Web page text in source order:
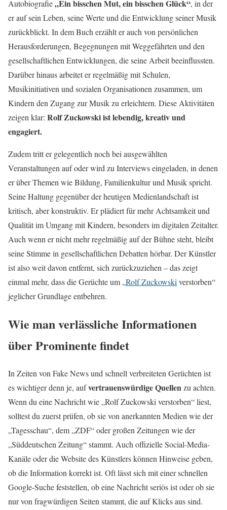
Autobiografie„Ein bisschen Mut, ein bisschen Glück“, in der
er auf sein Leben, seine Werte und die Entwicklung seiner Musik
zurückblickt. In dem Buch erzählt er auch von persönlichen
Herausforderungen, Begegnungen mit Weggefährten und den
gesellschaftlichen Entwicklungen, die seine Arbeit beeinflussten.
Darüber hinaus arbeitet er regelmäßig mit Schulen,
Musikinitiativen und sozialen Organisationen zusammen, um
Kindern den Zugang zur Musik zu erleichtern. Diese Aktivitäten
zeigen klar: Rolf Zuckowski ist lebendig, kreativ und
engagiert.
Zudem tritt er gelegentlich noch bei ausgewählten
Veranstaltungen auf oder wird zu Interviews eingeladen, in denen
er über Themen wie Bildung, Familienkultur und Musik spricht.
Seine Haltung gegenüber der heutigen Medienlandschaft ist
kritisch, aber konstruktiv. Er plädiert für mehr Achtsamkeit und
Qualität im Umgang mit Kindern, besonders im digitalen Zeitalter.
Auch wenn er nicht mehr regelmäßig auf der Bühne steht, bleibt
seine Stimme in gesellschaftlichen Debatten hörbar. Der Künstler
ist also weit davon entfernt, sich zurückzuziehen – das zeigt
einmal mehr, dass die Gerüchte um „Rolf Zuckowski verstorben“
jeglicher Grundlage entbehren.
Wie man verlässliche Informationen
über Prominente findet
In Zeiten von Fake News und schnell verbreiteten Gerüchten ist
es wichtiger denn je, aufvertrauenswürdige Quellenzu achten.
Wenn du eine Nachricht wie „Rolf Zuckowski verstorben“ liest,
solltest du zuerst prüfen, ob sie von anerkannten Medien wie der
„Tagesschau“, dem „ZDF“ oder großen Zeitungen wie der
„Süddeutschen Zeitung“ stammt. Auch offizielle Social-Media-
Kanäle oder die Website des Künstlers können Hinweise geben,
ob die Information korrekt ist. Oft lässt sich mit einer schnellen
Google-Suche feststellen, ob eine Nachricht seriös ist oder ob sie
nur von fragwürdigen Seiten stammt, die auf Klicks aus sind.